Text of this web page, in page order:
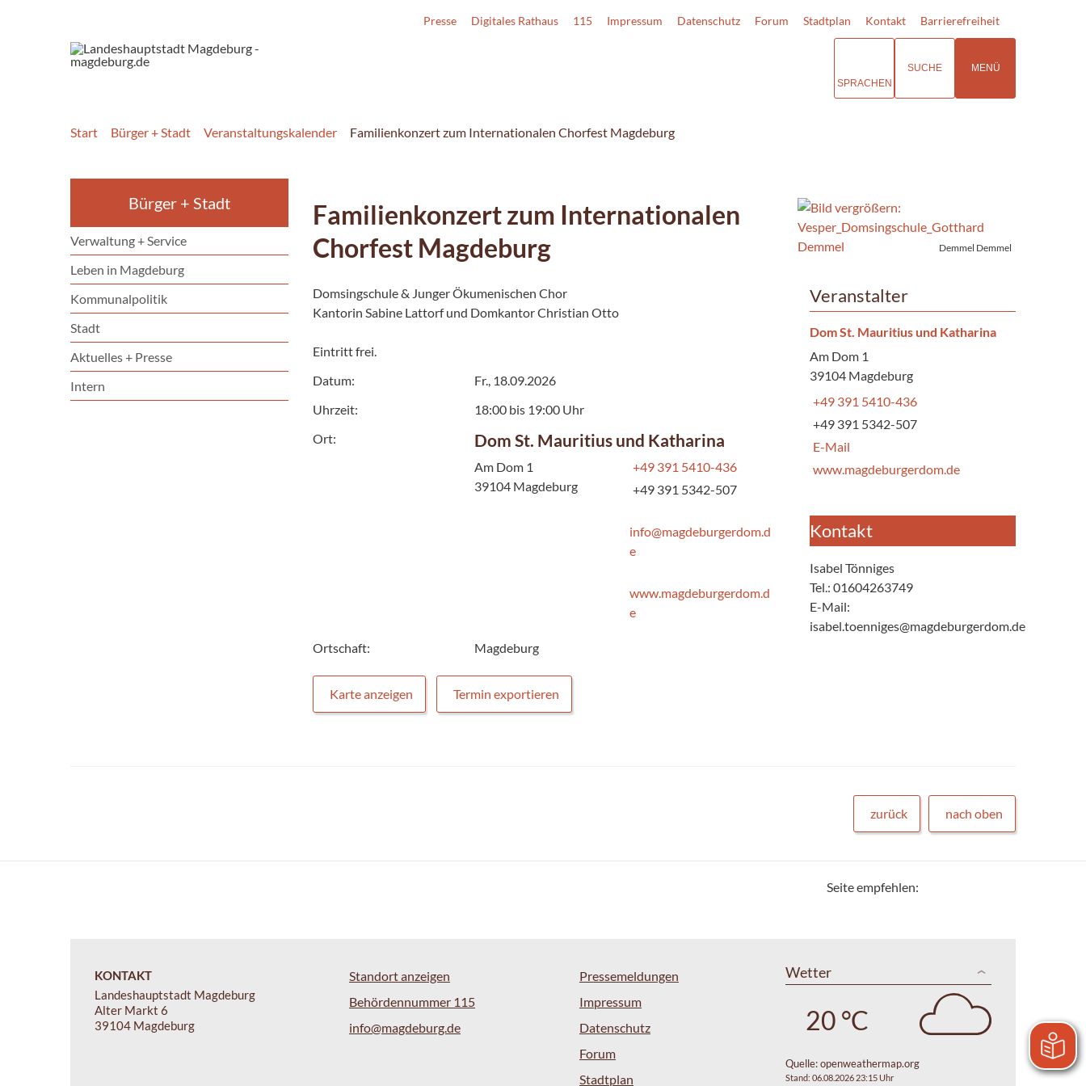
Presse Digitales Rathaus 115 Impressum Datenschutz Forum Stadtplan Kontakt Barrierefreiheit
SPRACHEN
SUCHE MENÜ
Start Bürger + Stadt Veranstaltungskalender Familienkonzert zum Internationalen Chorfest Magdeburg
Bürger + Stadt
Verwaltung + Service
Leben in Magdeburg
Kommunalpolitik
Stadt
Aktuelles + Presse
Intern
Familienkonzert zum Internationalen
Chorfest Magdeburg
Domsingschule & Junger Ökumenischen Chor
Kantorin Sabine Lattorf und Domkantor Christian Otto
Eintritt frei.
Datum:
Fr., 18.09.2026
Uhrzeit:
18:00 bis 19:00 Uhr
Ort:
Dom St. Mauritius und Katharina
Am Dom 1
39104 Magdeburg
+49 391 5410-436
+49 391 5342-507
info@magdeburgerdom.d
e
www.magdeburgerdom.d
e
Ortschaft: Magdeburg
Karte anzeigen Termin exportieren
Demmel Demmel
Veranstalter
Dom St. Mauritius und Katharina
Am Dom 1
39104 Magdeburg
+49 391 5410-436
+49 391 5342-507
E-Mail
www.magdeburgerdom.de
Kontakt
Isabel Tönniges
Tel.: 01604263749
E-Mail:
isabel.toenniges@magdeburgerdom.de
zurück nach oben
Seite empfehlen:
KONTAKT
Landeshauptstadt Magdeburg
Alter Markt 6
39104 Magdeburg
Standort anzeigen
Behördennummer 115
info@magdeburg.de
Pressemeldungen
Impressum
Datenschutz
Forum
Stadtplan
Wetter
20 °C
Quelle:openweathermap.org
Stand: 06.08.2026 23:15 Uhr